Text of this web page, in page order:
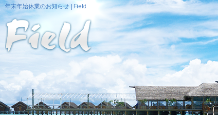
年末年始休業のお知らせ | Field